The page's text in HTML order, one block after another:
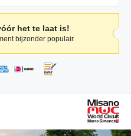
het te laat is!
bijzonder populair.